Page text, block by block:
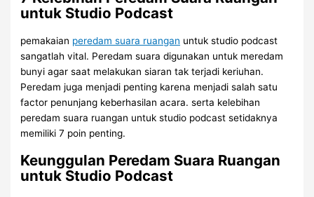
untuk Studio Podcast
pemakaian peredam suara ruangan untuk studio podcast
sangatlah vital. Peredam suara digunakan untuk meredam
bunyi agar saat melakukan siaran tak terjadi keriuhan.
Peredam juga menjadi penting karena menjadi salah satu
factor penunjang keberhasilan acara. serta kelebihan
peredam suara ruangan untuk studio podcast setidaknya
memiliki 7 poin penting.
Keunggulan Peredam Suara Ruangan
untuk Studio Podcast